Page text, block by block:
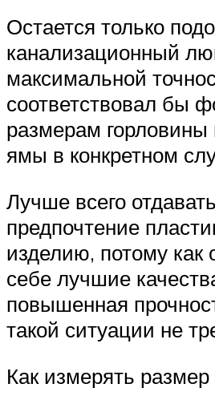
Остается только
канализационный
максимальной
соответствовал бы
размерам горловины
ямы в конкретном
Лучше всего отдавать
предпочтение
изделию, потому как
себе лучшие
повышенная
такой ситуации не
Как измерять